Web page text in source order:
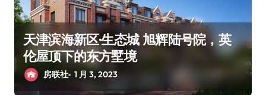
天津滨海新区·生态城 旭辉陆号院，英
伦屋顶下的东方墅境
房联社 1 月 3, 2023